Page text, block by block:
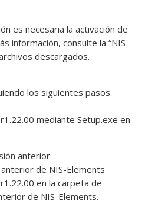
es necesaria la activación de
información, consulte la “NIS-
descargados.
los siguientes pasos.
mediante Setup.exe en
anterior
de NIS-Elements
en la carpeta de
de NIS-Elements.